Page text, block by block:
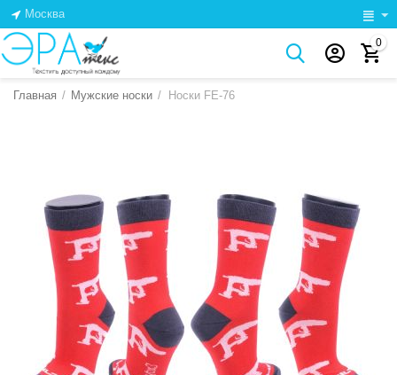
Москва
0
Главная / Мужские носки / Носки FE-76